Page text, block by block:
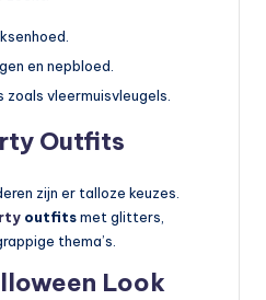
en nepbloed.
zoals vleermuisvleugels.
Outfits
zijn er talloze keuzes.
outfitsmet glitters,
thema’s.
Look